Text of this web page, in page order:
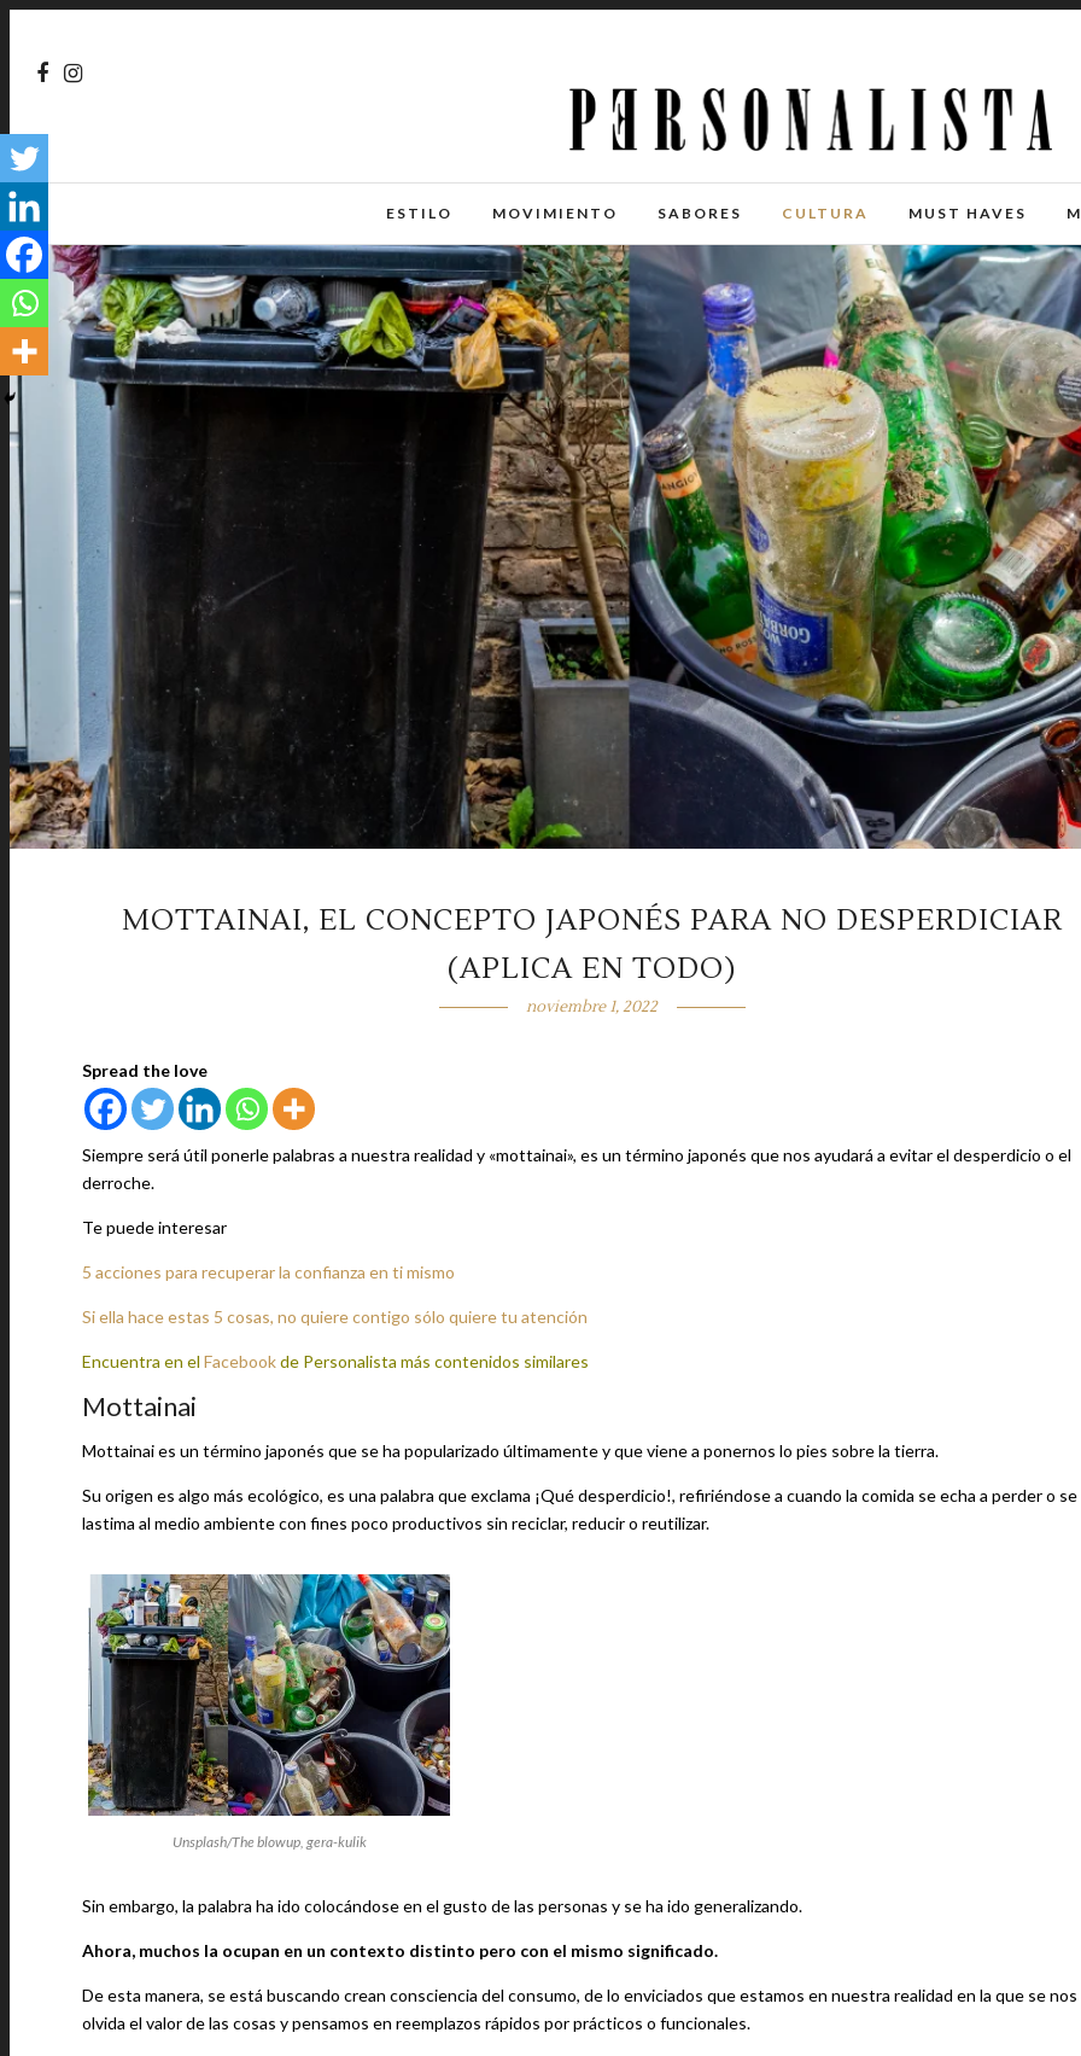
ESTILO MOVIMIENTO SABORES CULTURA MUST HAVES
MOTTAINAI, EL CONCEPTO JAPONÉS PARA NO DESPERDICIAR
(APLICA EN TODO)
noviembre 1, 2022
Spread the love
Siempre será útil ponerle palabras a nuestra realidad y «mottainai», es un término japonés que nos ayudará a evitar el desperdicio o el
derroche.
Te puede interesar
5 acciones para recuperar la confianza en ti mismo
Si ella hace estas 5 cosas, no quiere contigo sólo quiere tu atención
Encuentra en el Facebookde Personalista más contenidos similares
Mottainai
Mottainai es un término japonés que se ha popularizado últimamente y que viene a ponernos lo pies sobre la tierra.
Su origen es algo más ecológico, es una palabra que exclama ¡Qué desperdicio!, refiriéndose a cuando la comida se echa a perder o se
lastima al medio ambiente con fines poco productivos sin reciclar, reducir o reutilizar.
Unsplash/The blowup, gera-kulik
Sin embargo, la palabra ha ido colocándose en el gusto de las personas y se ha ido generalizando.
Ahora, muchos la ocupan en un contexto distinto pero con el mismo significado.
De esta manera, se está buscando crean consciencia del consumo, de lo enviciados que estamos en nuestra realidad en la que se nos
olvida el valor de las cosas y pensamos en reemplazos rápidos por prácticos o funcionales.